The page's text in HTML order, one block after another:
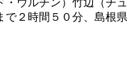
２時間５０分、島根